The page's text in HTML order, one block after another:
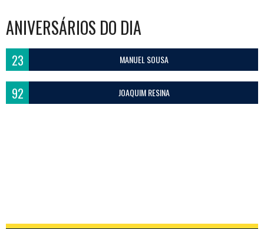
ANIVERSÁRIOS DO DIA
23 MANUEL SOUSA
92 JOAQUIM RESINA